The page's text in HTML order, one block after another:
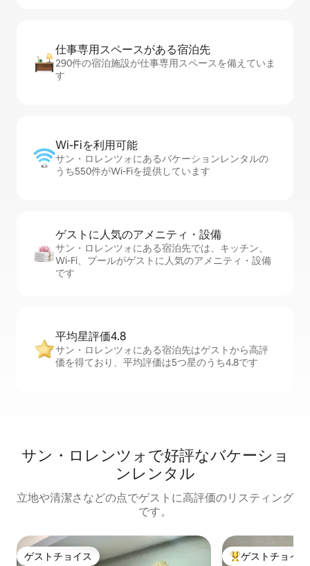
仕事専用ス⁠ペ⁠ー⁠スがあ⁠る宿⁠泊⁠先
290件の宿泊施設が仕事専用スペースを備えていま
す
Wi-Fiを利⁠用⁠可⁠能
サン・ロレンツォにあるバケーションレンタルの
うち550件がWi-Fiを提供しています
ゲストに人⁠気⁠のア⁠メ⁠ニ⁠テ⁠ィ・設⁠備
サン・ロレンツォにある宿泊先では、キッチン、
Wi-Fi、プールがゲストに人気のアメニティ・設備
です
平均星評価4.8
サン・ロレンツォにある宿泊先はゲストから高評
価を得ており、平均評価は5つ星のうち4.8です
サン・ロレンツォで好評なバケーショ
ンレンタル
立地や清潔さなどの点でゲストに高評価のリスティング
です。
ゲストチョイス
ゲストチョイス 大好評のゲスト
ゲストチョイス